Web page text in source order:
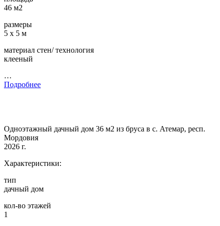
46 м2
размеры
5 х 5 м
материал стен/ технология
клееный
…
Подробнее
Одноэтажный дачный дом 36 м2 из бруса в с. Атемар, респ.
Мордовия
2026 г.
Характеристики:
тип
дачный дом
кол-во этажей
1